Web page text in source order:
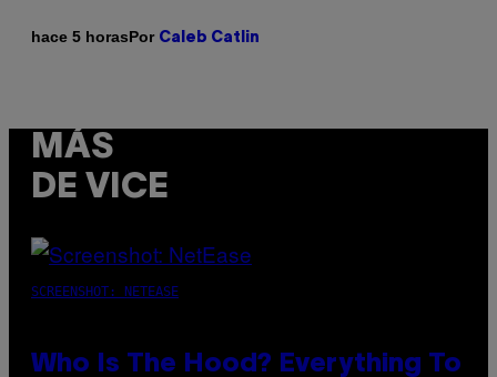
hace 5 horasPor Caleb Catlin
MÁS
DE VICE
SCREENSHOT: NETEASE
Who Is The Hood? Everything To